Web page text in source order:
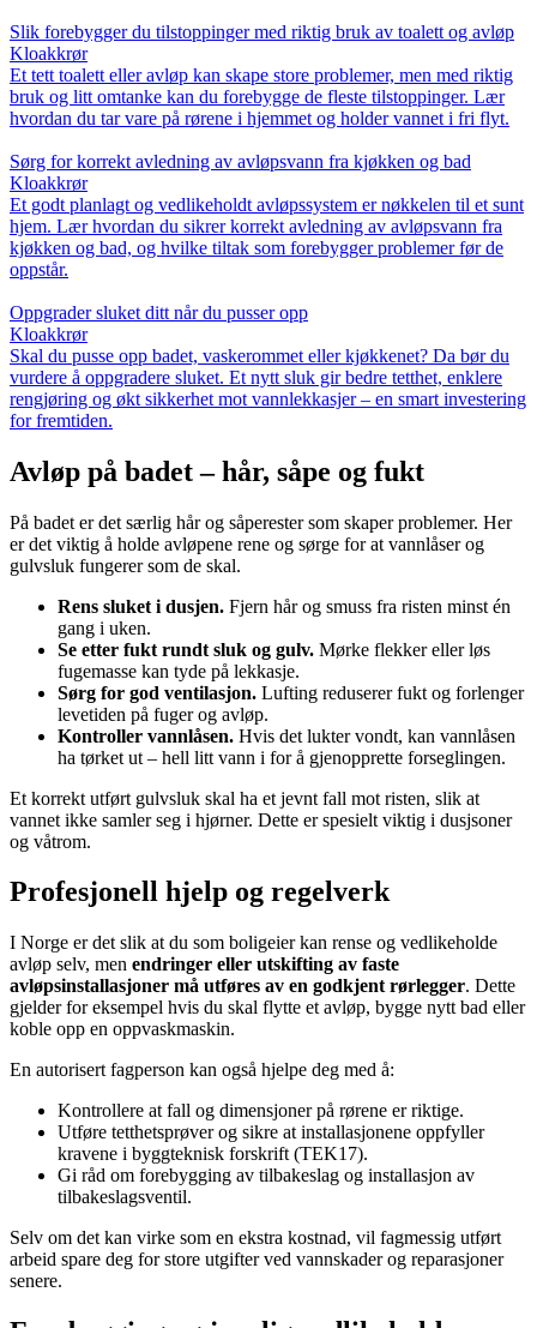
Slik forebygger du tilstoppinger med riktig bruk av toalett og avløp
Kloakkrør
Et tett toalett eller avløp kan skape store problemer, men med riktig
bruk og litt omtanke kan du forebygge de fleste tilstoppinger. Lær
hvordan du tar vare på rørene i hjemmet og holder vannet i fri flyt.
Sørg for korrekt avledning av avløpsvann fra kjøkken og bad
Kloakkrør
Et godt planlagt og vedlikeholdt avløpssystem er nøkkelen til et sunt
hjem. Lær hvordan du sikrer korrekt avledning av avløpsvann fra
kjøkken og bad, og hvilke tiltak som forebygger problemer før de
oppstår.
Oppgrader sluket ditt når du pusser opp
Kloakkrør
Skal du pusse opp badet, vaskerommet eller kjøkkenet? Da bør du
vurdere å oppgradere sluket. Et nytt sluk gir bedre tetthet, enklere
rengjøring og økt sikkerhet mot vannlekkasjer – en smart investering
for fremtiden.
Avløp på badet – hår, såpe og fukt
På badet er det særlig hår og såperester som skaper problemer. Her
er det viktig å holde avløpene rene og sørge for at vannlåser og
gulvsluk fungerer som de skal.
Rens sluket i dusjen. Fjern hår og smuss fra risten minst én
gang i uken.
Se etter fukt rundt sluk og gulv. Mørke flekker eller løs
fugemasse kan tyde på lekkasje.
Sørg for god ventilasjon. Lufting reduserer fukt og forlenger
levetiden på fuger og avløp.
Kontroller vannlåsen. Hvis det lukter vondt, kan vannlåsen
ha tørket ut – hell litt vann i for å gjenopprette forseglingen.
Et korrekt utført gulvsluk skal ha et jevnt fall mot risten, slik at
vannet ikke samler seg i hjørner. Dette er spesielt viktig i dusjsoner
og våtrom.
Profesjonell hjelp og regelverk
I Norge er det slik at du som boligeier kan rense og vedlikeholde
avløp selv, men endringer eller utskifting av faste
avløpsinstallasjoner må utføres av en godkjent rørlegger. Dette
gjelder for eksempel hvis du skal flytte et avløp, bygge nytt bad eller
koble opp en oppvaskmaskin.
En autorisert fagperson kan også hjelpe deg med å:
Kontrollere at fall og dimensjoner på rørene er riktige.
Utføre tetthetsprøver og sikre at installasjonene oppfyller
kravene i byggteknisk forskrift (TEK17).
Gi råd om forebygging av tilbakeslag og installasjon av
tilbakeslagsventil.
Selv om det kan virke som en ekstra kostnad, vil fagmessig utført
arbeid spare deg for store utgifter ved vannskader og reparasjoner
senere.